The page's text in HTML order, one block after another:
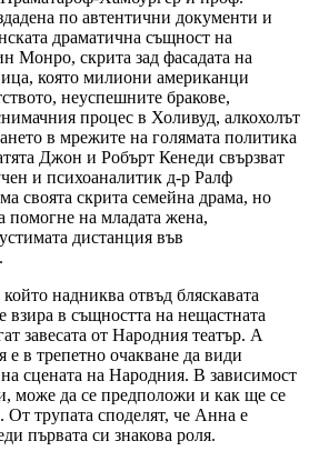
по автентични документи и
драматична същност на
Монро, скрита зад фасадата на
която милиони американци
неуспешните бракове,
процес в Холивуд, алкохолът
в мрежите на голямата политика
Джон и Робърт Кенеди свързват
и психоаналитик д-р Ралф
своята скрита семейна драма, но
помогне на младата жена,
дистанция във
надниква отвъд бляскавата
взира в същността на нещастната
завесата от Народния театър. А
е в трепетно очакване да види
сцената на Народния. В зависимост
може да се предположи и как ще се
От трупата споделят, че Анна е
първата си знакова роля.